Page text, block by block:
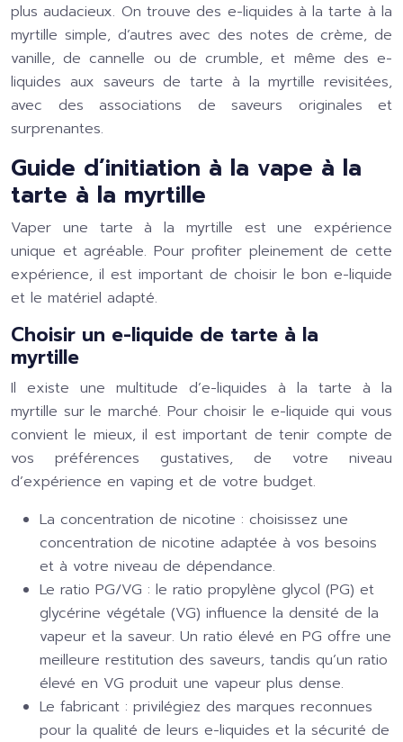
plus audacieux. On trouve des e-liquides à la tarte à la
myrtille simple, d’autres avec des notes de crème, de
vanille, de cannelle ou de crumble, et même des e-
liquides aux saveurs de tarte à la myrtille revisitées,
avec des associations de saveurs originales et
surprenantes.
Guide d’initiation à la vape à la
tarte à la myrtille
Vaper une tarte à la myrtille est une expérience
unique et agréable. Pour profiter pleinement de cette
expérience, il est important de choisir le bon e-liquide
et le matériel adapté.
Choisir un e-liquide de tarte à la
myrtille
Il existe une multitude d’e-liquides à la tarte à la
myrtille sur le marché. Pour choisir le e-liquide qui vous
convient le mieux, il est important de tenir compte de
vos préférences gustatives, de votre niveau
d’expérience en vaping et de votre budget.
La concentration de nicotine : choisissez une
concentration de nicotine adaptée à vos besoins
et à votre niveau de dépendance.
Le ratio PG/VG : le ratio propylène glycol (PG) et
glycérine végétale (VG) influence la densité de la
vapeur et la saveur. Un ratio élevé en PG offre une
meilleure restitution des saveurs, tandis qu’un ratio
élevé en VG produit une vapeur plus dense.
Le fabricant : privilégiez des marques reconnues
pour la qualité de leurs e-liquides et la sécurité de